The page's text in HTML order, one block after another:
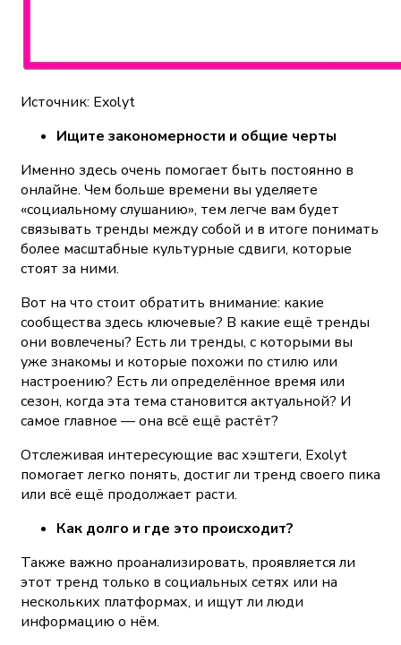
Источник: Exolyt
Ищите закономерности и общие черты
Именно здесь очень помогает быть постоянно в
онлайне. Чем больше времени вы уделяете
«социальному слушанию», тем легче вам будет
связывать тренды между собой и в итоге понимать
более масштабные культурные сдвиги, которые
стоят за ними.
Вот на что стоит обратить внимание: какие
сообщества здесь ключевые? В какие ещё тренды
они вовлечены? Есть ли тренды, с которыми вы
уже знакомы и которые похожи по стилю или
настроению? Есть ли определённое время или
сезон, когда эта тема становится актуальной? И
самое главное — она всё ещё растёт?
Отслеживая интересующие вас хэштеги, Exolyt
помогает легко понять, достиг ли тренд своего пика
или всё ещё продолжает расти.
Как долго и где это происходит?
Также важно проанализировать, проявляется ли
этот тренд только в социальных сетях или на
нескольких платформах, и ищут ли люди
информацию о нём.